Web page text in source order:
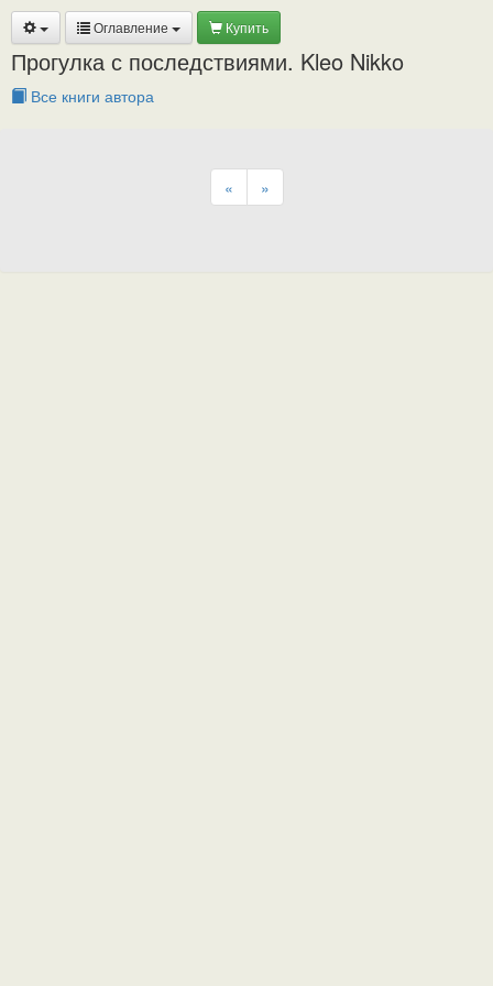
Оглавление Купить
Прогулка с последствиями. Kleo Nikko
Все книги автора
« »